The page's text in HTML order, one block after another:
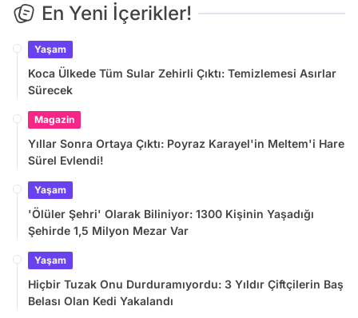
En Yeni İçerikler!
Yaşam
Koca Ülkede Tüm Sular Zehirli Çıktı: Temizlemesi Asırlar
Sürecek
Magazin
Yıllar Sonra Ortaya Çıktı: Poyraz Karayel'in Meltem'i Hare
Sürel Evlendi!
Yaşam
'Ölüler Şehri' Olarak Biliniyor: 1300 Kişinin Yaşadığı
Şehirde 1,5 Milyon Mezar Var
Yaşam
Hiçbir Tuzak Onu Durduramıyordu: 3 Yıldır Çiftçilerin Baş
Belası Olan Kedi Yakalandı